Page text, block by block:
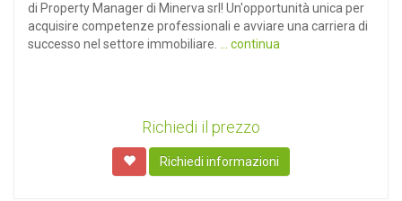
di Property Manager di Minerva srl! Un'opportunità unica per
acquisire competenze professionali e avviare una carriera di
successo nel settore immobiliare.
... continua
Richiedi il prezzo
Richiedi informazioni